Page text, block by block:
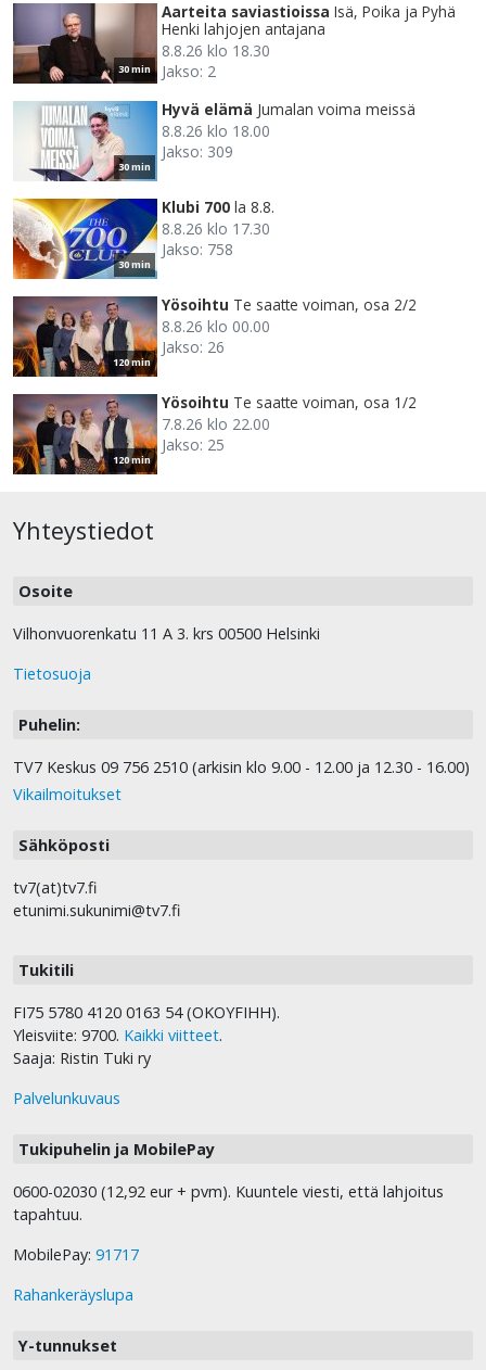
30 min
Aarteita saviastioissa Isä, Poika ja Pyhä
Henki lahjojen antajana
8.8.26 klo 18.30
Jakso: 2
30 min
Hyvä elämä Jumalan voima meissä
8.8.26 klo 18.00
Jakso: 309
30 min
Klubi 700 la 8.8.
8.8.26 klo 17.30
Jakso: 758
120 min
Yösoihtu Te saatte voiman, osa 2/2
8.8.26 klo 00.00
Jakso: 26
120 min
Yösoihtu Te saatte voiman, osa 1/2
7.8.26 klo 22.00
Jakso: 25
Yhteystiedot
Osoite
Vilhonvuorenkatu 11 A 3. krs 00500 Helsinki
Tietosuoja
Puhelin:
TV7 Keskus 09 756 2510 (arkisin klo 9.00 - 12.00 ja 12.30 - 16.00)
Vikailmoitukset
Sähköposti
tv7(at)tv7.fi
etunimi.sukunimi@tv7.fi
Tukitili
FI75 5780 4120 0163 54 (OKOYFIHH).
Yleisviite: 9700. Kaikki viitteet.
Saaja: Ristin Tuki ry
Palvelunkuvaus
Tukipuhelin ja MobilePay
0600-02030 (12,92 eur + pvm). Kuuntele viesti, että lahjoitus
tapahtuu.
MobilePay: 91717
Rahankeräyslupa
Y-tunnukset